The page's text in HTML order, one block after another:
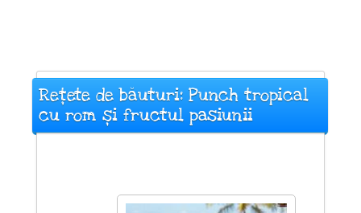
Rețete de băuturi: Punch tropical
cu rom și fructul pasiunii